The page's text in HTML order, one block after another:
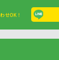
せOK！